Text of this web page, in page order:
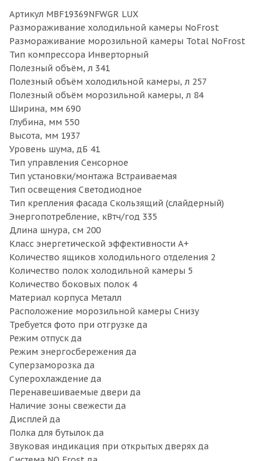
Артикул MBF19369NFWGR LUX
Размораживание холодильной камеры NoFrost
Размораживание морозильной камеры Total NoFrost
Тип компрессора Инверторный
Полезный объём, л 341
Полезный объём холодильной камеры, л 257
Полезный объём морозильной камеры, л 84
Ширина, мм 690
Глубина, мм 550
Высота, мм 1937
Уровень шума, дБ 41
Тип управления Сенсорное
Тип установки/монтажа Встраиваемая
Тип освещения Светодиодное
Тип крепления фасада Скользящий (слайдерный)
Энергопотребление, кВтч/год 335
Длина шнура, см 200
Класс энергетической эффективности A+
Количество ящиков холодильного отделения 2
Количество полок холодильной камеры 5
Количество боковых полок 4
Материал корпуса Металл
Расположение морозильной камеры Снизу
Требуется фото при отгрузке да
Режим отпуск да
Режим энергосбережения да
Суперзаморозка да
Суперохлаждение да
Перенавешиваемые двери да
Наличие зоны свежести да
Дисплей да
Полка для бутылок да
Звуковая индикация при открытых дверях да